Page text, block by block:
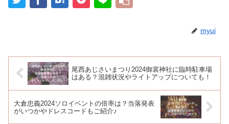
myui
尾西あじさいまつり2024御裳神社に臨時駐車場
はある？混雑状況やライトアップについても！
大倉忠義2024ソロイベントの倍率は？当落発表
がいつかやドレスコードもご紹介♪